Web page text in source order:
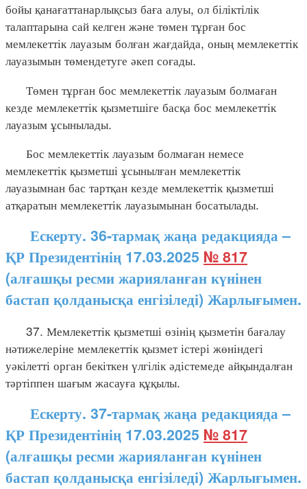
бойы қанағаттанарлықсыз баға алуы, ол біліктілік
талаптарына сай келген және төмен тұрған бос
мемлекеттік лауазым болған жағдайда, оның мемлекеттік
лауазымын төмендетуге әкеп соғады.
Төмен тұрған бос мемлекеттік лауазым болмаған
кезде мемлекеттік қызметшіге басқа бос мемлекеттік
лауазым ұсынылады.
Бос мемлекеттік лауазым болмаған немесе
мемлекеттік қызметші ұсынылған мемлекеттік
лауазымнан бас тартқан кезде мемлекеттік қызметші
атқаратын мемлекеттік лауазымынан босатылады.
Ескерту. 36-тармақ жаңа редакцияда –
ҚР Президентінің 17.03.2025 № 817
(алғашқы ресми жарияланған күнінен
бастап қолданысқа енгізіледі) Жарлығымен.
37. Мемлекеттік қызметші өзінің қызметін бағалау
нәтижелеріне мемлекеттік қызмет істері жөніндегі
уәкілетті орган бекіткен үлгілік әдістемеде айқындалған
тәртіппен шағым жасауға құқылы.
Ескерту. 37-тармақ жаңа редакцияда –
ҚР Президентінің 17.03.2025 № 817
(алғашқы ресми жарияланған күнінен
бастап қолданысқа енгізіледі) Жарлығымен.